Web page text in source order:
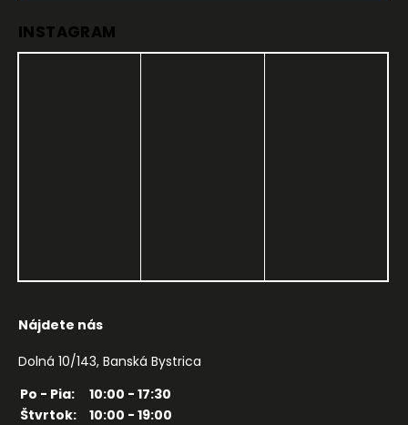
INSTAGRAM
Nájdete nás
Dolná 10/143, Banská Bystrica
Po - Pia:
10:00 - 17:30
Štvrtok:
10:00 - 19:00